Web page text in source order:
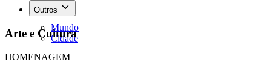
Outros
Mundo
Cidade
Arte e Cultura
HOMENAGEM